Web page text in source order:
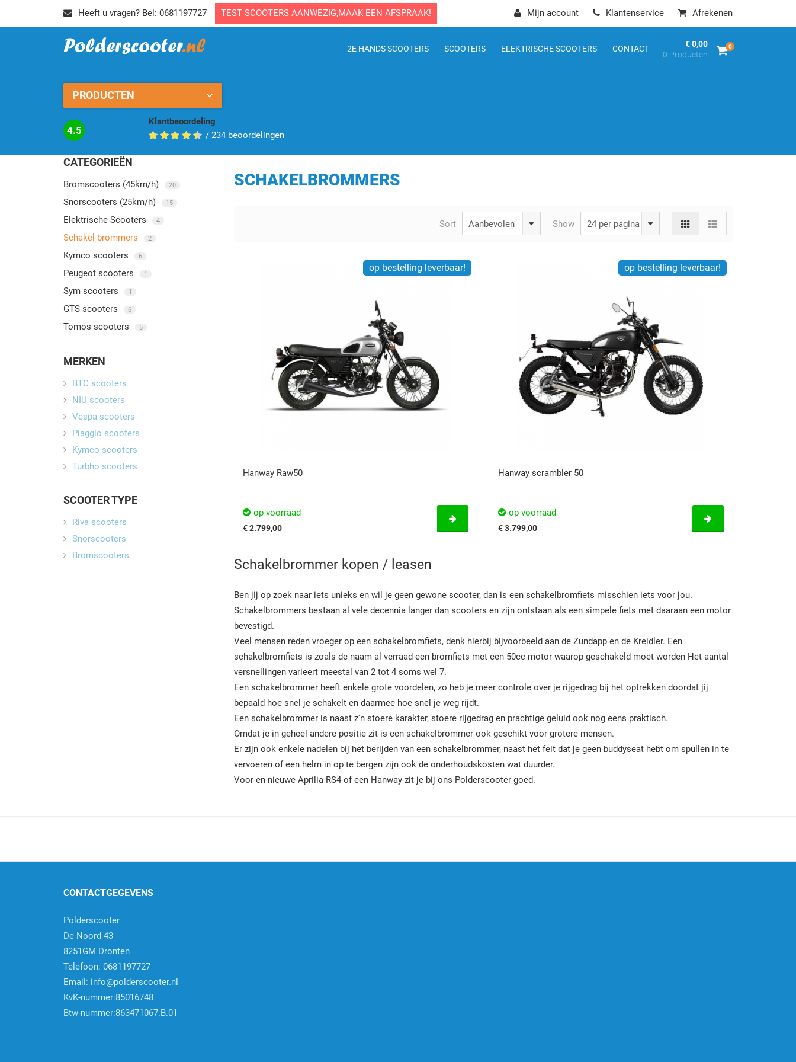
Heeft u vragen? Bel: 0681197727 TEST SCOOTERS AANWEZIG,MAAK EEN AFSPRAAK! Mijn account Klantenservice Afrekenen
0
€ 0,00
0 Producten
2E HANDS SCOOTERS SCOOTERS ELEKTRISCHE SCOOTERS CONTACT
PRODUCTEN
4.5
Klantbeoordeling
/ 234 beoordelingen
SCHAKELBROMMERS
Show
Sort
op bestelling leverbaar!
Hanway Raw50
op voorraad
€ 2.799,00
op bestelling leverbaar!
Hanway scrambler 50
op voorraad
€ 3.799,00
Schakelbrommer kopen / leasen
Ben jij op zoek naar iets unieks en wil je geen gewone scooter, dan is een schakelbromfiets misschien iets voor jou.
Schakelbrommers bestaan al vele decennia langer dan scooters en zijn ontstaan als een simpele fiets met daaraan een motor
bevestigd.
Veel mensen reden vroeger op een schakelbromfiets, denk hierbij bijvoorbeeld aan de Zundapp en de Kreidler. Een
schakelbromfiets is zoals de naam al verraad een bromfiets met een 50cc-motor waarop geschakeld moet worden Het aantal
versnellingen varieert meestal van 2 tot 4 soms wel 7.
Een schakelbrommer heeft enkele grote voordelen, zo heb je meer controle over je rijgedrag bij het optrekken doordat jij
bepaald hoe snel je schakelt en daarmee hoe snel je weg rijdt.
Een schakelbrommer is naast z'n stoere karakter, stoere rijgedrag en prachtige geluid ook nog eens praktisch.
Omdat je in geheel andere positie zit is een schakelbrommer ook geschikt voor grotere mensen.
Er zijn ook enkele nadelen bij het berijden van een schakelbrommer, naast het feit dat je geen buddyseat hebt om spullen in te
vervoeren of een helm in op te bergen zijn ook de onderhoudskosten wat duurder.
Voor en nieuwe Aprilia RS4 of een Hanway zit je bij ons Polderscooter goed.
CATEGORIEËN
Bromscooters (45km/h) 20
Snorscooters (25km/h) 15
Elektrische Scooters 4
Schakel-brommers 2
Kymco scooters 6
Peugeot scooters 1
Sym scooters 1
GTS scooters 6
Tomos scooters 5
MERKEN
BTC scooters
NIU scooters
Vespa scooters
Piaggio scooters
Kymco scooters
Turbho scooters
SCOOTER TYPE
Riva scooters
Snorscooters
Bromscooters
CONTACTGEGEVENS
Polderscooter
De Noord 43
8251GM Dronten
Telefoon: 0681197727
Email: info@polderscooter.nl
KvK-nummer:85016748
Btw-nummer:863471067.B.01